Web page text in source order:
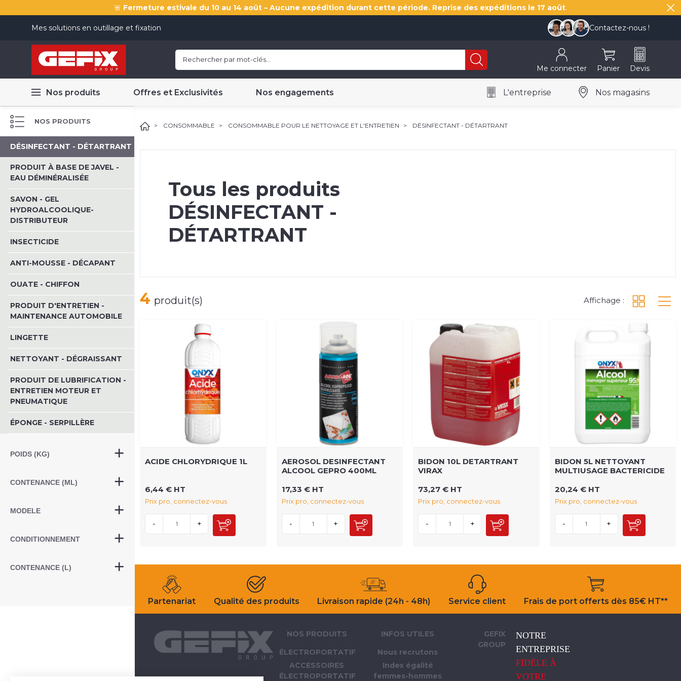
🚨 Fermeture estivale du 10 au 14 août – Aucune expédition durant cette période. Reprise des expéditions le 17 août.
Mes solutions en outillage et fixation Contactez-nous !
Me connecter Panier Devis
Nos produits Offres et Exclusivités Nos engagements L'entreprise Nos magasins
NOS PRODUITS
DÉSINFECTANT - DÉTARTRANT
PRODUIT À BASE DE JAVEL -
EAU DÉMINÉRALISÉE
SAVON - GEL
HYDROALCOOLIQUE-
DISTRIBUTEUR
INSECTICIDE
ANTI-MOUSSE - DÉCAPANT
OUATE - CHIFFON
PRODUIT D'ENTRETIEN -
MAINTENANCE AUTOMOBILE
LINGETTE
NETTOYANT - DÉGRAISSANT
PRODUIT DE LUBRIFICATION -
ENTRETIEN MOTEUR ET
PNEUMATIQUE
ÉPONGE - SERPILLÈRE
POIDS (KG)
CONTENANCE (ML)
MODELE
CONDITIONNEMENT
CONTENANCE (L)
CONSOMMABLE CONSOMMABLE POUR LE NETTOYAGE ET L'ENTRETIEN DÉSINFECTANT - DÉTARTRANT
Tous les produits
DÉSINFECTANT -
DÉTARTRANT
4 produit(s) Affichage :
ACIDE CHLORYDRIQUE 1L
6,44 € HT
Prix pro, connectez-vous
- +
AEROSOL DESINFECTANT
ALCOOL GEPRO 400ML
17,33 € HT
Prix pro, connectez-vous
- +
BIDON 10L DETARTRANT
VIRAX
73,27 € HT
Prix pro, connectez-vous
- +
BIDON 5L NETTOYANT
MULTIUSAGE BACTERICIDE
20,24 € HT
Prix pro, connectez-vous
- +
Partenariat Qualité des produits Livraison rapide (24h - 48h) Service client Frais de port offerts dès 85€ HT**
NOS PRODUITS
ÉLECTROPORTATIF
ACCESSOIRES
ÉLECTROPORTATIF
INFOS UTILES
Nous recrutons
Index égalité
femmes-hommes
GEFIX
GROUP
NOTRE
ENTREPRISE
FIDÈLE À
VOTRE